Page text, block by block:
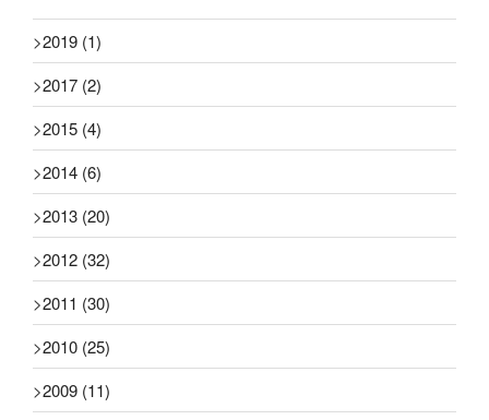
>2019 (1)
>2017 (2)
>2015 (4)
>2014 (6)
>2013 (20)
>2012 (32)
>2011 (30)
>2010 (25)
>2009 (11)